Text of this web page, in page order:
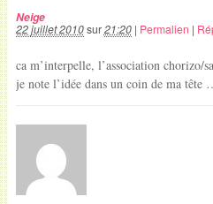
Neige
22 juillet 2010sur21:20| Permalien |
ca m’interpelle, l’association chorizo/
je note l’idée dans un coin de ma tête